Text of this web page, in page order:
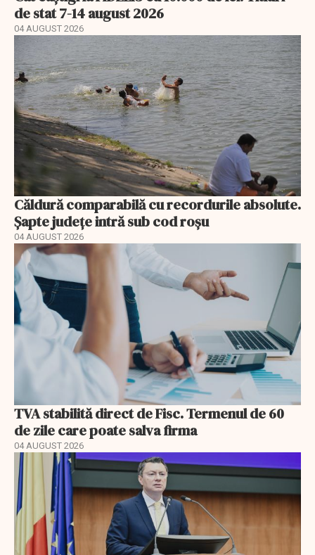
de stat 7-14 august 2026
04 AUGUST 2026
Căldură comparabilă cu recordurile absolute.
Șapte județe intră sub cod roșu
04 AUGUST 2026
TVA stabilită direct de Fisc. Termenul de 60
de zile care poate salva firma
04 AUGUST 2026